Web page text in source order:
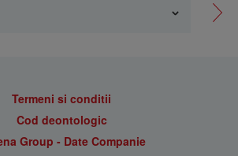
Termeni si conditii
Cod deontologic
Group - Date Companie